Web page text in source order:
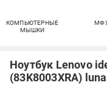
КОМПЬЮТЕРНЫЕ
МЫШКИ
Ноутбук Lenovo
(83K8003XRA)